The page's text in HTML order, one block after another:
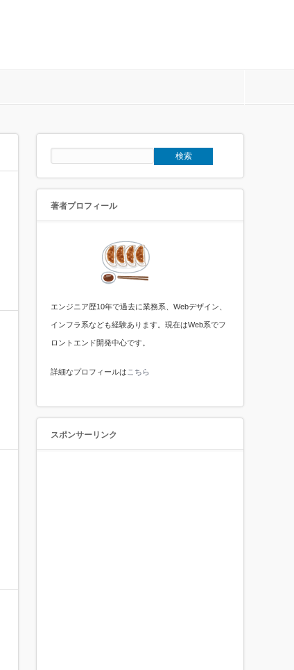
著者プロフィール
エンジニア歴10年で過去に業務系、Webデザイン、
インフラ系なども経験あります。現在はWeb系でフ
ロントエンド開発中心です。
詳細なプロフィールは こちら
スポンサーリンク